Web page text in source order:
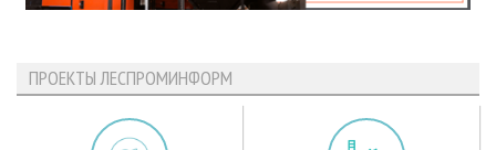
ПРОЕКТЫ ЛЕСПРОМИНФОРМ